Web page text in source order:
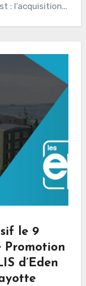
: l’acquisition…
le 9
Promotion
d’Eden